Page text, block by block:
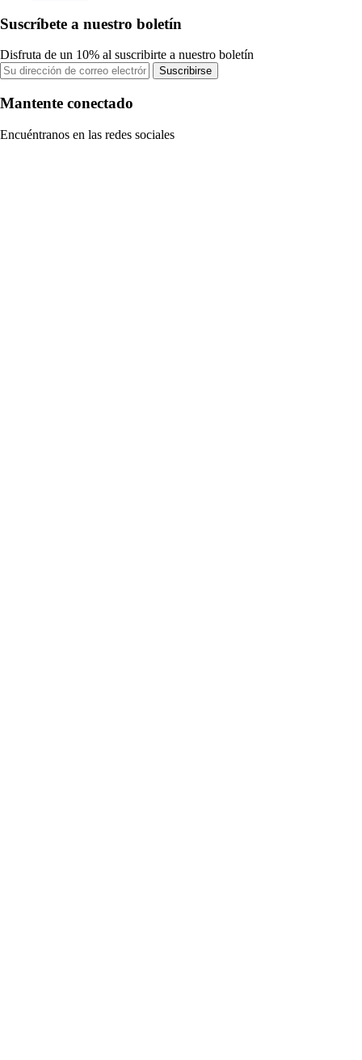
Suscríbete a nuestro boletín
Disfruta de un 10% al suscribirte a nuestro boletín
Suscribirse
Mantente conectado
Encuéntranos en las redes sociales